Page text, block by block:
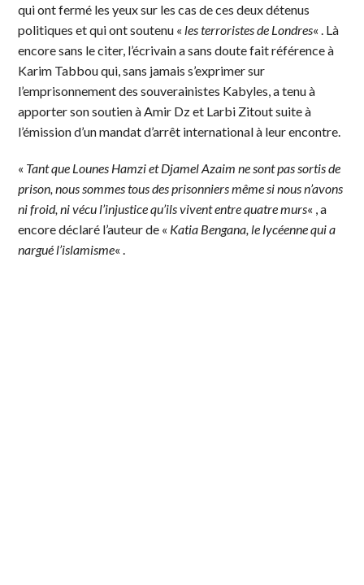
qui ont fermé les yeux sur les cas de ces deux détenus
politiques et qui ont soutenu « les terroristes de Londres« . Là
encore sans le citer, l’écrivain a sans doute fait référence à
Karim Tabbou qui, sans jamais s’exprimer sur
l’emprisonnement des souverainistes Kabyles, a tenu à
apporter son soutien à Amir Dz et Larbi Zitout suite à
l’émission d’un mandat d’arrêt international à leur encontre.
« Tant que Lounes Hamzi et Djamel Azaim ne sont pas sortis de
prison, nous sommes tous des prisonniers même si nous n’avons
ni froid, ni vécu l’injustice qu’ils vivent entre quatre murs« , a
encore déclaré l’auteur de « Katia Bengana, le lycéenne qui a
nargué l’islamisme« .